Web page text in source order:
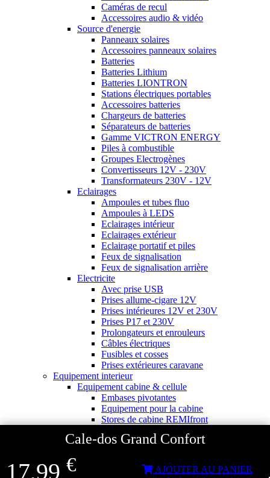
Cale-dos Grand Confort
17,99 € AJOUTER AU PANIER
Caméras de recul
Accessoires audio & vidéo
Source d'energie
Panneaux solaires
Accessoires panneaux solaires
Batteries
Batteries Lithium
Batteries LIONTRON
Stations électriques portables
Accessoires batteries
Chargeurs de batteries
Séparateurs de batteries
Gamme VICTRON ENERGY
Piles à combustible
Groupes Electrogènes
Convertisseurs 12V - 230V
Transformateurs 230V - 12V
Eclairages
Ampoules et tubes fluo
Ampoules à LEDS
Eclairages intérieur
Eclairages extérieur
Eclairage portatif et piles
Feux de signalisation
Feux de signalisation arrière
Electricite
Avec prise USB
Prises allume-cigare 12V
Prises intérieures 12V et 230V
Prises P17 et 230V
Prolongateurs et enrouleurs
Câbles électriques
Fusibles et cosses
Prises extérieures caravane
Equipement interieur
Equipement cabine & cellule
Embases pivotantes
Equipement pour la cabine
Stores de cabine REMIfront
Volets isolants intérieurs
Pare-soleil VISIOPLAIR
SOLUTIONS de couchage